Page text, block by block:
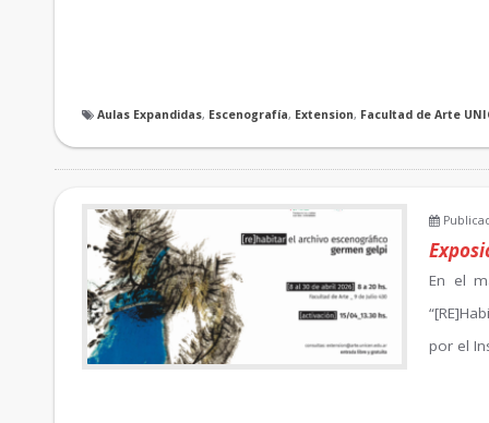
Aulas Expandidas, Escenografía, Extension, Facultad de Arte
En el
por el